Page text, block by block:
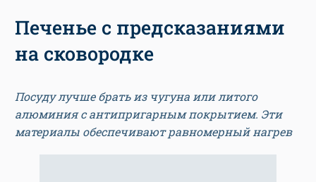
Печенье с предсказаниями
на сковородке
Посуду лучше брать из чугуна или литого
алюминия с антипригарным покрытием. Эти
материалы обеспечивают равномерный нагрев